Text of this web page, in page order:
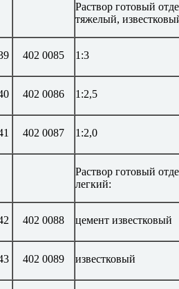
Раствор готовый
тяжелый,
402 0085 1:3
402 0086 1:2,5
402 0087 1:2,0
Раствор готовый
легкий:
402 0088 цемент известковый
402 0089 известковый